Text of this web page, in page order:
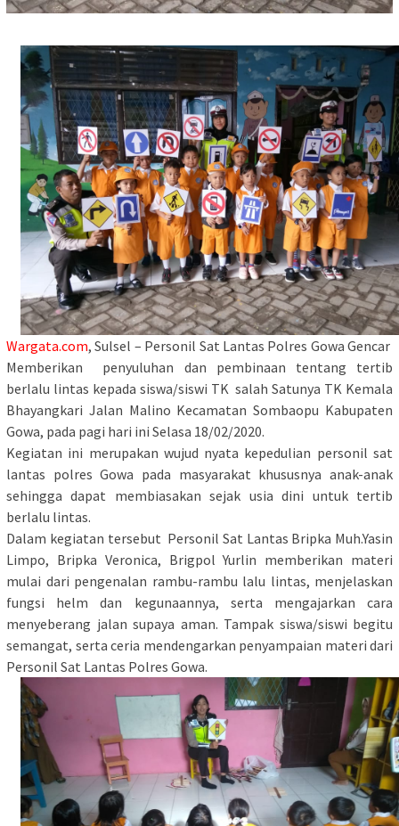
Wargata.com, Sulsel – Personil Sat Lantas Polres Gowa Gencar
Memberikan penyuluhan dan pembinaan tentang tertib
berlalu lintas kepada siswa/siswi TK salah Satunya TK Kemala
Bhayangkari Jalan Malino Kecamatan Sombaopu Kabupaten
Gowa, pada pagi hari ini Selasa 18/02/2020.
Kegiatan ini merupakan wujud nyata kepedulian personil sat
lantas polres Gowa pada masyarakat khususnya anak-anak
sehingga dapat membiasakan sejak usia dini untuk tertib
berlalu lintas.
Dalam kegiatan tersebut Personil Sat Lantas Bripka Muh.Yasin
Limpo, Bripka Veronica, Brigpol Yurlin memberikan materi
mulai dari pengenalan rambu-rambu lalu lintas, menjelaskan
fungsi helm dan kegunaannya, serta mengajarkan cara
menyeberang jalan supaya aman. Tampak siswa/siswi begitu
semangat, serta ceria mendengarkan penyampaian materi dari
Personil Sat Lantas Polres Gowa.